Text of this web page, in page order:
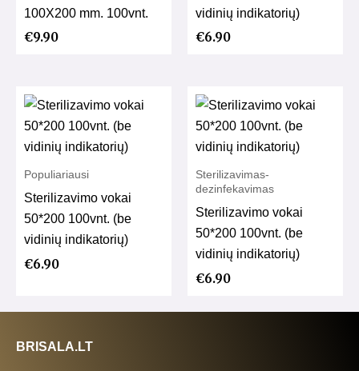
100X200 mm. 100vnt.
€9.90
vidinių indikatorių)
€6.90
Populiariausi
Sterilizavimo vokai
50*200 100vnt. (be
vidinių indikatorių)
€6.90
Sterilizavimas-
dezinfekavimas
Sterilizavimo vokai
50*200 100vnt. (be
vidinių indikatorių)
€6.90
BRISALA.LT